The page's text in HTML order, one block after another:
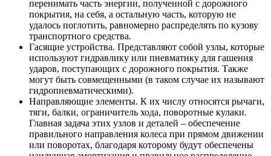
перенимать часть энергии, полученной с дорожного
покрытия, на себя, а остальную часть, которую не
удалось поглотить, равномерно распределять по кузову
транспортного средства.
Гасящие устройства. Представляют собой узлы, которые
используют гидравлику или пневматику для гашения
ударов, поступающих с дорожного покрытия. Также
могут быть совмещенными (в таком случае их называют
гидропневматическими).
Направляющие элементы. К их числу относятся рычаги,
тяги, балки, ограничитель хода, поворотные кулаки.
Главная задача этих узлов и деталей – обеспечение
правильного направления колеса при прямом движении
или поворотах, благодаря которому будут обеспечены